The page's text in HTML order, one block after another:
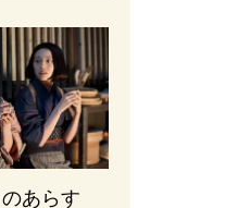
後半の見どこ
まない、ブレ
かれる【ネタ
#韓国ドラマ
あらす